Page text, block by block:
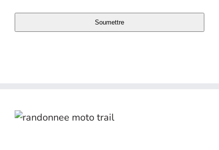
Website
Soumettre